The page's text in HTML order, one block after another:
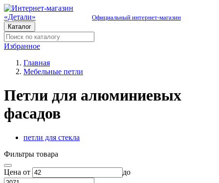
Официальный интернет-магазин
Каталог
Избранное
Главная
Мебельные петли
Петли для алюминиевых
фасадов
петли для стекла
Фильтры товара
Цена от до